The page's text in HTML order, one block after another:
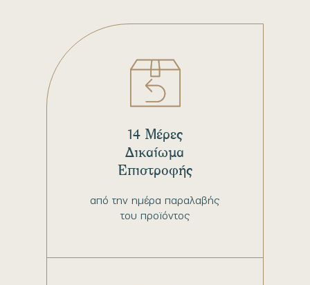
από την ημέρα παραλαβής
του προϊόντος
14 Μέρες
Δικαίωμα
Επιστροφής